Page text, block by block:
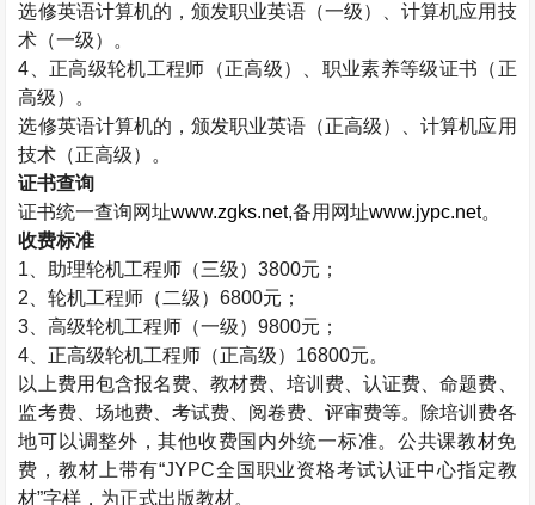
选修英语计算机的，颁发职业英语（一级）、计算机应用技
术（一级）。
4 、正高级轮机工程师（正高级）、职业素养等级证书（正
高级）。
选修英语计算机的，颁发职业英语（正高级）、计算机应用
技术（正高级）。
证书查询
证书统一查询网址www.zgks.net,备用网址www.jypc.net。
收费标准
1 、助理轮机工程师（三级）3800元；
2 、轮机工程师（二级）6800元；
3 、高级轮机工程师（一级）9800元；
4 、正高级轮机工程师（正高级） 16800元。
以上费用包含报名费、教材费、培训费、认证费、命题费、
监考费、场地费、考试费、阅卷费、评审费等。除培训费各
地可以调整外，其他收费国内外统一标准。公共课教材免
费，教材上带有“JYPC全国职业资格考试认证中心指定教
材”字样，为正式出版教材。